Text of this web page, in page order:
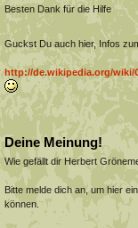
Besten Dank für die Hilfe
Guckst Du auch hier, Infos
http://de.wikipedia.org/wiki/
Deine Meinung!
Wie gefällt dir Herbert
Bitte melde dich an, um hier
können.